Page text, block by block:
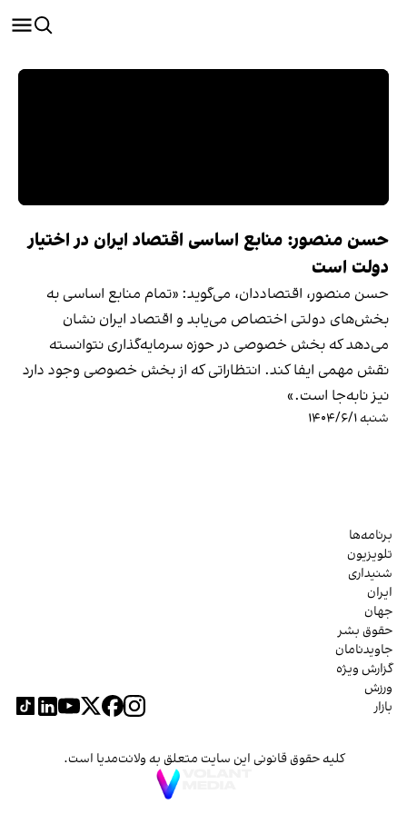
حسن منصور: منابع اساسی اقتصاد ایران در اختیار
دولت است
حسن منصور، اقتصاددان، می‌گوید: «تمام منابع اساسی به
بخش‌های دولتی اختصاص می‌یابد و اقتصاد ایران نشان
می‌دهد که بخش خصوصی در حوزه سرمایه‌گذاری نتوانسته
نقش مهمی ایفا کند. انتظاراتی که از بخش خصوصی وجود دارد
نیز نابه‌جا است.»
شنبه ۱۴۰۴/۶/۱
برنامه‌ها
تلویزیون
شنیداری
ایران
جهان
حقوق بشر
جاویدنامان
گزارش ویژه
ورزش
بازار
کلیه حقوق قانونی این سایت متعلق به ولانت‌مدیا است.